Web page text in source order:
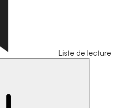
Liste de lecture